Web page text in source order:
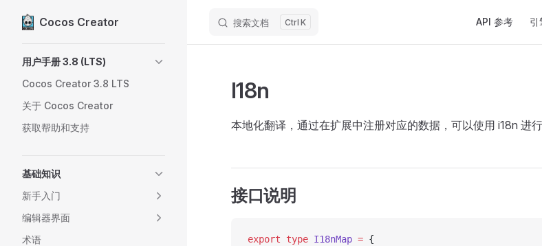
Skip to content
Cocos Creator 搜索文档 K API 参考 引
用户手册 3.8 (LTS)
Cocos Creator 3.8 LTS
关于 Cocos Creator
获取帮助和支持
基础知识
新手入门
编辑器界面
术语
I18n
本地化翻译，通过在扩展中注册对应的数据，可以使用 i18n 进
接口说明
export type I18nMap = {